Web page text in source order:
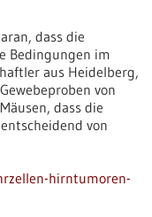
dass die
Bedingungen im
aus Heidelberg,
von
dass die
von
hirntumoren-